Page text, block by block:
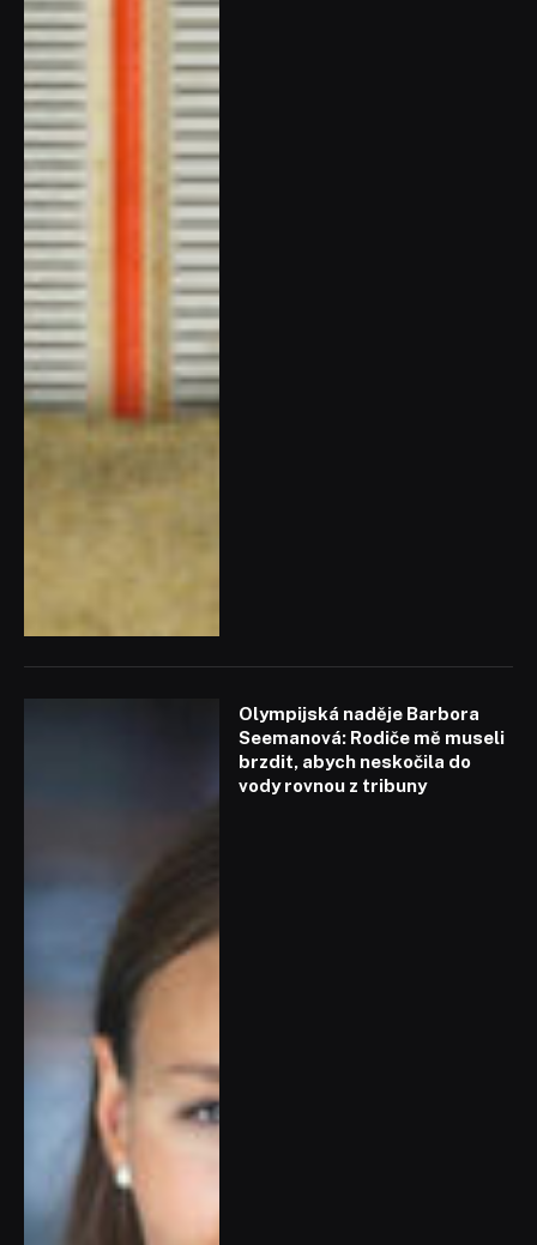
Olympijská naděje Barbora
Seemanová: Rodiče mě museli
brzdit, abych neskočila do
vody rovnou z tribuny